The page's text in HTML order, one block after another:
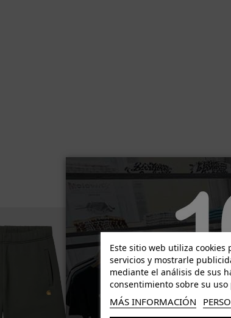
Este sitio web utiliza
servicios y mostrarle
mediante el análisis de sus
consentimiento sobre su uso
MÁS INFORMACIÓN